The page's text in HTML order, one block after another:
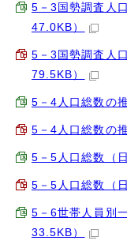
5－3国勢調査人
47.0KB）
5－3国勢調査人
79.5KB）
5－4人口総数の
5－4人口総数の
5－5人口総数（
5－5人口総数（
5－6世帯人員別
33.5KB）